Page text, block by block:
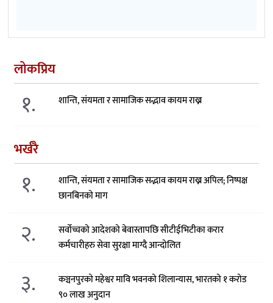
लोकप्रिय
१. शान्ति, संयमता र सामाजिक सद्भाव कायम राख्न
भर्खरै
१.
शान्ति, संयमता र सामाजिक सद्भाव कायम राख्न अपिल; निष्पक्ष
छानबिनको माग
२.
सर्वोच्चको आदेशको बेवास्तापछि सीटीईभिटीका करार
कर्मचारीहरु सेवा सुरक्षा माग्दै आन्दोलित
३.
कञ्चनपुरको महेश्वर मावि भवनको शिलान्यास, भारतको १ करोड
९० लाख अनुदान